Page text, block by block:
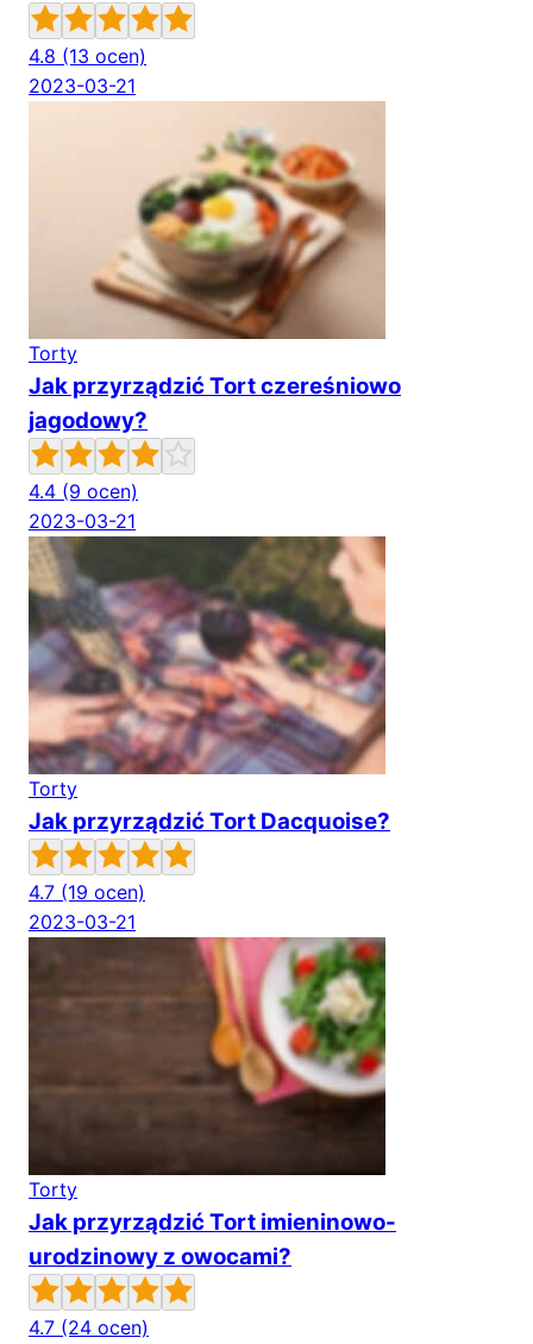
4.8 (13 ocen)
2023-03-21
Torty
Jak przyrządzić Tort czereśniowo
jagodowy?
4.4 (9 ocen)
2023-03-21
Torty
Jak przyrządzić Tort Dacquoise?
4.7 (19 ocen)
2023-03-21
Torty
Jak przyrządzić Tort imieninowo-
urodzinowy z owocami?
4.7 (24 ocen)